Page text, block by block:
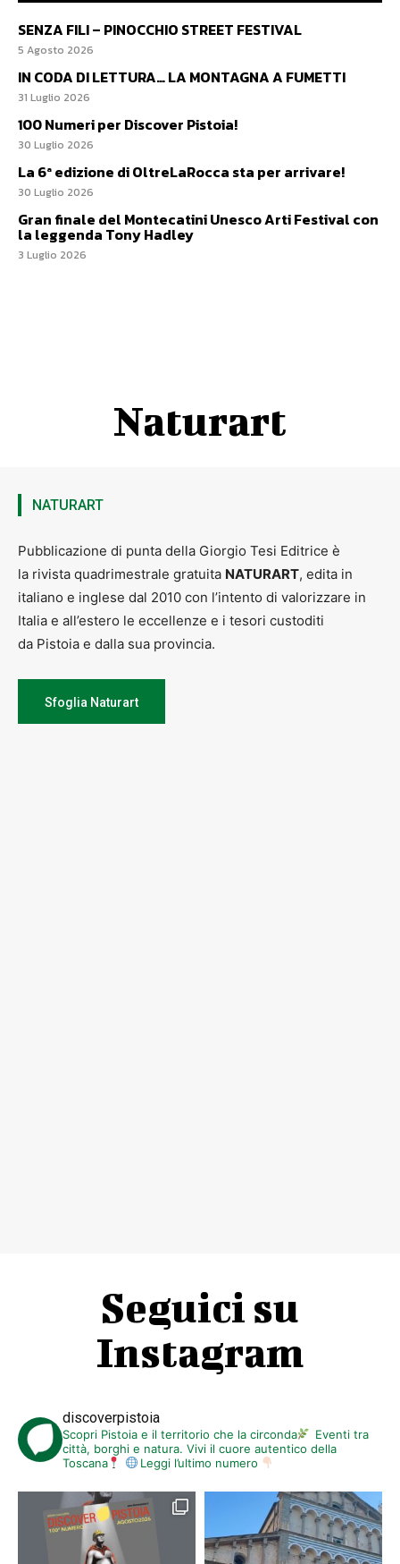
SENZA FILI – PINOCCHIO STREET FESTIVAL
5 Agosto 2026
IN CODA DI LETTURA… LA MONTAGNA A FUMETTI
31 Luglio 2026
100 Numeri per Discover Pistoia!
30 Luglio 2026
La 6ª edizione di OltreLaRocca sta per arrivare!
30 Luglio 2026
Gran finale del Montecatini Unesco Arti Festival con
la leggenda Tony Hadley
3 Luglio 2026
Naturart
NATURART
Pubblicazione di punta della Giorgio Tesi Editrice è
la rivista quadrimestrale gratuita NATURART, edita in
italiano e inglese dal 2010 con l’intento di valorizzare in
Italia e all’estero le eccellenze e i tesori custoditi
da Pistoia e dalla sua provincia.
Sfoglia Naturart
Seguici su
Instagram
discoverpistoia
Scopri Pistoia e il territorio che la circonda
Eventi tra
città, borghi e natura. Vivi il cuore autentico della
Toscana
Leggi l’ultimo numero